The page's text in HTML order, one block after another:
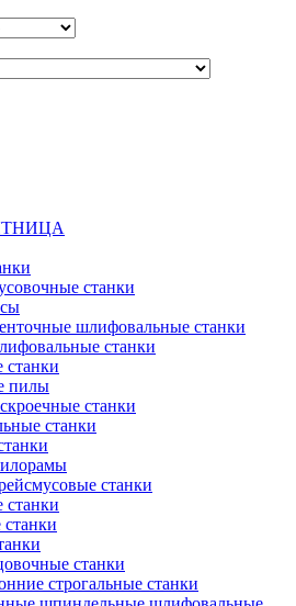
станки
шлифовальные станки
станки
станки
пилы
станки
станки
станки
станки
станки
строгальные станки